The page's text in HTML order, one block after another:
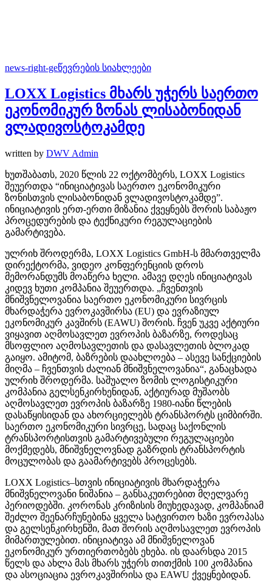
news-right-geწევრების სიახლეები
LOXX Logistics მხარს უჭერს საერთო
ეკონომიკურ ზონას ლისაბონიდან
ვლადივოსტოკამდე
written by DWV Admin
ხუთშაბათს, 2020 წლის 22 ოქტომბერს, LOXX Logistics
შეუერთდა “ინიციატივას საერთო ეკონომიკური
ზონისთვის ლისაბონიდან ვლადივოსტოკამდე”.
ინიციატივის ერთ-ერთი მიზანია ქვეყნებს შორის საბაჟო
პროცედურების და ტექნიკური რეგულაციების
გამარტივება.
ულრიხ შროდერმა, LOXX Logistics GmbH-ს მმართველმა
დირექტორმა, ვიდეო კონფერენციის დროს
მემორანდუმს მოაწერა ხელი. ამავე დღეს ინიციატივას
კიდევ ხუთი კომპანია შეუერთდა. „ჩვენთვის
მნიშვნელოვანია საერთო ეკონომიკური სივრცის
მხარდაჭერა ევროკავშირსა (EU) და ევრაზიულ
ეკონომიკურ კავშირს (EAWU) შორის. ჩვენ უკვე აქტიური
ვიყავით აღმოსავლეთ ევროპის ბაზარზე, როდესაც
მსოფლიო აღმოსავლეთის და დასავლეთის ბლოკად
გაიყო. ამიტომ, ბაზრების დაახლოება – ასევე სანქციების
მიღმა – ჩვენთვის ძალიან მნიშვნელოვანია“, განაცხადა
ულრიხ შროდერმა. საშუალო ზომის ლოგისტიკური
კომპანია გელსენკირხენიდან, აქტიურად მუშაობს
აღმოსავლეთ ევროპის ბაზარზე 1980-იანი წლების
დასაწყისიდან და ახორციელებს ტრანსპორტს ციმბირში.
საერთო ეკონომიკური სივრცე, სადაც საქონლის
ტრანსპორტისთვის გამარტივებული რეგულაციები
მოქმედებს, მნიშვნელოვნად გაზრდის ტრანსპორტის
მოცულობას და გაამარტივებს პროცესებს.
LOXX Logistics–სთვის ინიციატივის მხარდაჭერა
მნიშვნელოვანი ნიშანია – განსაკუთრებით მღელვარე
პერიოდებში. კორონას კრიზისის მიუხედავად, კომპანიამ
შეძლო შეენარჩუნებინა ყველა სატვირთო ხაზი ევროპასა
და გელსენკირხენში, მათ შორის აღმოსავლეთ ევროპის
მიმართულებით. ინიციატივა ამ მნიშვნელოვან
ეკონომიკურ ურთიერთობებს ეხება. ის დაარსდა 2015
წელს და ახლა მას მხარს უჭერს თითქმის 100 კომპანია
და ასოციაცია ევროკავშირისა და EAWU ქვეყნებიდან.